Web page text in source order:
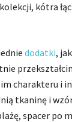
kótra
dodatki,
charakteru i
tkaninę i
spacer po